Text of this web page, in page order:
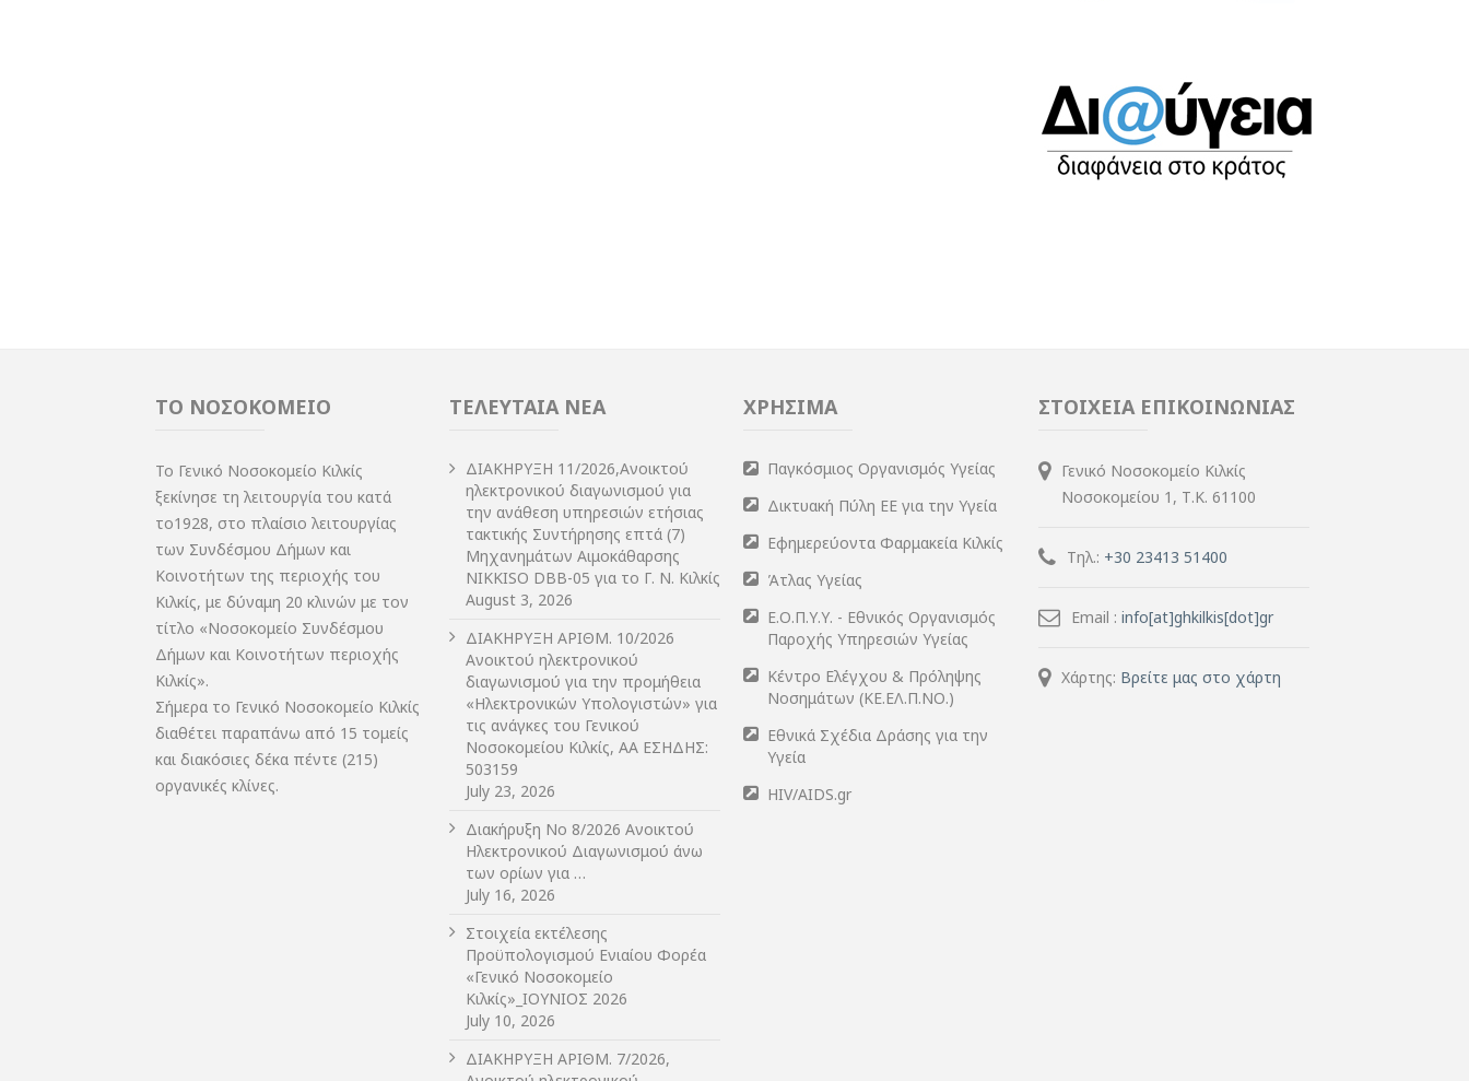
ΤΟ ΝΟΣΟΚΟΜΕΙΟ
Το Γενικό Νοσοκομείο Κιλκίς
ξεκίνησε τη λειτουργία του κατά
το1928, στο πλαίσιο λειτουργίας
των Συνδέσμου Δήμων και
Κοινοτήτων της περιοχής του
Κιλκίς, με δύναμη 20 κλινών με τον
τίτλο «Νοσοκομείο Συνδέσμου
Δήμων και Κοινοτήτων περιοχής
Κιλκίς».
Σήμερα το Γενικό Νοσοκομείο Κιλκίς
διαθέτει παραπάνω από 15 τομείς
και διακόσιες δέκα πέντε (215)
οργανικές κλίνες.
ΤΕΛΕΥΤΑΙΑ ΝΕΑ
ΔIΑΚΗΡΥΞΗ 11/2026,Ανοικτού
ηλεκτρονικού διαγωνισμού για
την ανάθεση υπηρεσιών ετήσιας
τακτικής Συντήρησης επτά (7)
Μηχανημάτων Αιμοκάθαρσης
NIKKISO DBB-05 για το Γ. Ν. Κιλκίς
August 3, 2026
ΔIΑΚΗΡΥΞΗ ΑΡIΘΜ. 10/2026
Ανοικτού ηλεκτρονικού
διαγωνισμού για την προμήθεια
«Ηλεκτρονικών Υπολογιστών» για
τις ανάγκες του Γενικού
Νοσοκομείου Κιλκίς, ΑΑ ΕΣΗΔΗΣ:
503159
July 23, 2026
Διακήρυξη Νο 8/2026 Ανοικτού
Ηλεκτρονικού Διαγωνισμού άνω
των ορίων για …
July 16, 2026
Στοιχεία εκτέλεσης
Προϋπολογισμού Ενιαίου Φορέα
«Γενικό Νοσοκομείο
Κιλκίς»_ΙΟΥΝΙΟΣ 2026
July 10, 2026
ΔIΑΚΗΡΥΞΗ ΑΡIΘΜ. 7/2026,
ΧΡΗΣΙΜΑ
Παγκόσμιος Οργανισμός Υγείας
Δικτυακή Πύλη ΕΕ για την Υγεία
Εφημερεύοντα Φαρμακεία Κιλκίς
Άτλας Υγείας
Ε.Ο.Π.Υ.Υ. - Εθνικός Οργανισμός
Παροχής Υπηρεσιών Υγείας
Κέντρο Ελέγχου & Πρόληψης
Νοσημάτων (ΚΕ.ΕΛ.Π.ΝΟ.)
Εθνικά Σχέδια Δράσης για την
Υγεία
HIV/AIDS.gr
ΣΤΟΙΧΕΙΑ ΕΠΙΚΟΙΝΩΝΙΑΣ
Γενικό Νοσοκομείο Κιλκίς
Νοσοκομείου 1, Τ.Κ. 61100
Τηλ.: +30 23413 51400
Email : info[at]ghkilkis[dot]gr
Χάρτης: Βρείτε μας στο χάρτη